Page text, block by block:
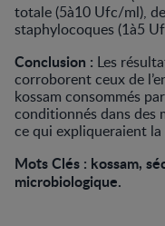
totale (5à10 Ufc/ml),
staphylocoques (1à5
Conclusion : Les
corroborent ceux de
kossam consommés
conditionnés dans des
ce qui expliqueraient la
Mots Clés : kossam,
microbiologique.